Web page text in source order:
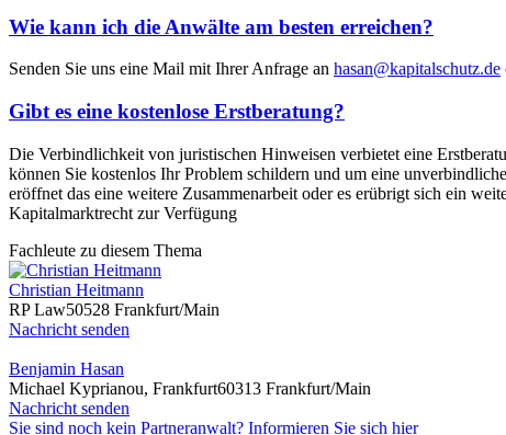
Wie kann ich die Anwälte am besten erreichen?
Senden Sie uns eine Mail mit Ihrer Anfrage an hasan@kapitalschutz.de
Gibt es eine kostenlose Erstberatung?
Die Verbindlichkeit von juristischen Hinweisen verbietet eine
können Sie kostenlos Ihr Problem schildern und um eine
eröffnet das eine weitere Zusammenarbeit oder es erübrigt sich ein
Kapitalmarktrecht zur Verfügung
Fachleute zu diesem Thema
Christian Heitmann
RP Law50528 Frankfurt/Main
Nachricht senden
Benjamin Hasan
Michael Kyprianou, Frankfurt60313 Frankfurt/Main
Nachricht senden
Sie sind noch kein Partneranwalt? Informieren Sie sich hier